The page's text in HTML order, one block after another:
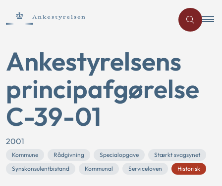
Ankestyrelsens
principafgørelse
C-39-01
2001
Kommune Rådgivning Specialopgave
Stærkt svagsynet
Synskonsulentbistand
Kommunal Serviceloven Historisk